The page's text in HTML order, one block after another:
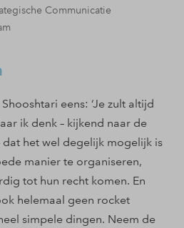
Communicatie
eens: ‘Je zult altijd
ik denk – kijkend naar de
dat het wel degelijk mogelijk is
manier te organiseren,
tot hun recht komen. En
helemaal geen rocket
simpele dingen. Neem de